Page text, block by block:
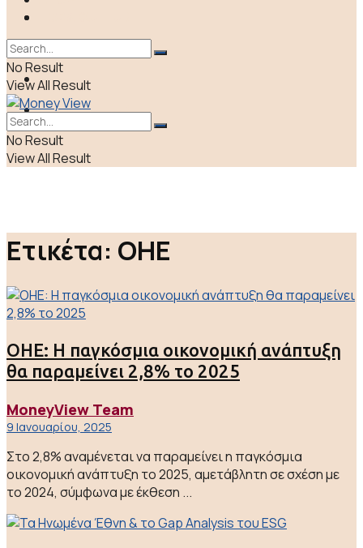
ΕΛΛΑΔΑ
ΑΠΟΨΕΙΣ
LIFE & CULTURE
No Result
View All Result
No Result
View All Result
Ετικέτα: ΟΗΕ
ΟΗΕ: Η παγκόσμια οικονομική ανάπτυξη
θα παραμείνει 2,8% το 2025
MoneyView Team
9 Ιανουαρίου, 2025
Στο 2,8% αναμένεται να παραμείνει η παγκόσμια
οικονομική ανάπτυξη το 2025, αμετάβλητη σε σχέση με
το 2024, σύμφωνα με έκθεση ...